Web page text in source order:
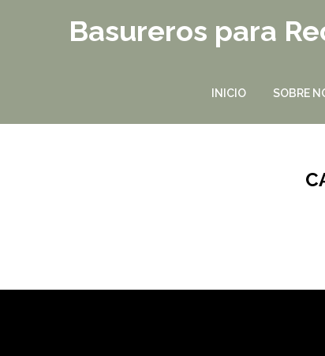
Basureros para
INICIO SOBRE